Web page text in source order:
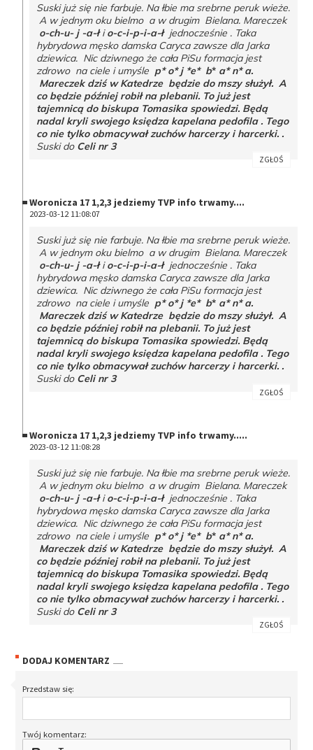
Suski już się nie farbuje. Na łbie ma srebrne peruk wieże.
A w jednym oku bielmo a w drugim Bielana. Mareczek
o-ch-u- j -a-łio-c-i-p-i-a-ł jednocześnie . Taka
hybrydowa męsko damska Caryca zawsze dla Jarka
dziewica. Nic dziwnego że cała PiSu formacja jest
zdrowo na ciele i umyśle p* o* j *e* b* a* n* a.
Mareczek dziś w Katedrze będzie do mszy służył. A
co będzie później robił na plebanii. To już jest
tajemnicą do biskupa Tomasika spowiedzi. Będą
nadal kryli swojego księdza kapelana pedofila . Tego
co nie tylko obmacywał zuchów harcerzy i harcerki. .
Suski do Celi nr 3
ZGŁOŚ
Woronicza 17 1,2,3 jedziemy TVP info trwamy....
2023-03-12 11:08:07
Suski już się nie farbuje. Na łbie ma srebrne peruk wieże.
A w jednym oku bielmo a w drugim Bielana. Mareczek
o-ch-u- j -a-łio-c-i-p-i-a-ł jednocześnie . Taka
hybrydowa męsko damska Caryca zawsze dla Jarka
dziewica. Nic dziwnego że cała PiSu formacja jest
zdrowo na ciele i umyśle p* o* j *e* b* a* n* a.
Mareczek dziś w Katedrze będzie do mszy służył. A
co będzie później robił na plebanii. To już jest
tajemnicą do biskupa Tomasika spowiedzi. Będą
nadal kryli swojego księdza kapelana pedofila . Tego
co nie tylko obmacywał zuchów harcerzy i harcerki. .
Suski do Celi nr 3
ZGŁOŚ
Woronicza 17 1,2,3 jedziemy TVP info trwamy.....
2023-03-12 11:08:28
Suski już się nie farbuje. Na łbie ma srebrne peruk wieże.
A w jednym oku bielmo a w drugim Bielana. Mareczek
o-ch-u- j -a-łio-c-i-p-i-a-ł jednocześnie . Taka
hybrydowa męsko damska Caryca zawsze dla Jarka
dziewica. Nic dziwnego że cała PiSu formacja jest
zdrowo na ciele i umyśle p* o* j *e* b* a* n* a.
Mareczek dziś w Katedrze będzie do mszy służył. A
co będzie później robił na plebanii. To już jest
tajemnicą do biskupa Tomasika spowiedzi. Będą
nadal kryli swojego księdza kapelana pedofila . Tego
co nie tylko obmacywał zuchów harcerzy i harcerki. .
Suski do Celi nr 3
ZGŁOŚ
DODAJ KOMENTARZ
Przedstaw się:
Twój komentarz: